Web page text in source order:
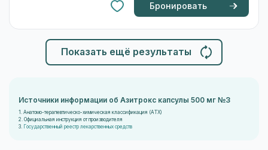
Бронировать
Показать ещё результаты
Источники информации об Азитрокс капсулы 500 мг №3
1. Анатомо-терапевтическо-химическая классификация (ATX)
2. Официальная инструкция от производителя
3.
Государственный реестр лекарственных средств